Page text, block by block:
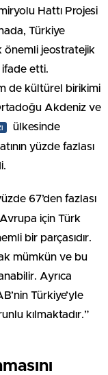
Hattı Projesi
Türkiye
önemli jeostratejik
ifade etti.
de kültürel birikimi
Akdeniz ve
ülkesinde
yüzde fazlası
67’den fazlası
için Türk
bir parçasıdır.
mümkün ve bu
Ayrıca
Türkiye’yle
kılmaktadır.”